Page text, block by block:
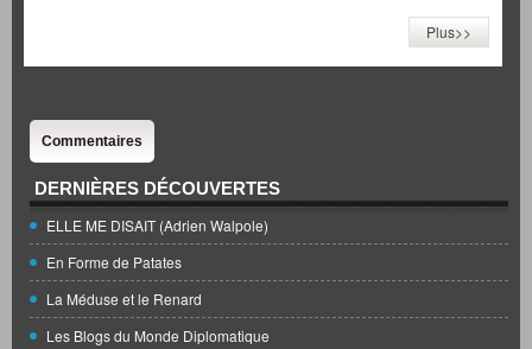
Plus>>
Commentaires
DERNIÈRES DÉCOUVERTES
ELLE ME DISAIT (Adrien Walpole)
En Forme de Patates
La Méduse et le Renard
Les Blogs du Monde Diplomatique